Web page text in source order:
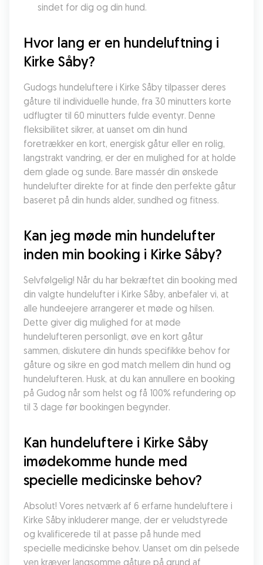
sindet for dig og din hund.
Hvor lang er en hundeluftning i
Kirke Såby?
Gudogs hundeluftere i Kirke Såby tilpasser deres
gåture til individuelle hunde, fra 30 minutters korte
udflugter til 60 minutters fulde eventyr. Denne
fleksibilitet sikrer, at uanset om din hund
foretrækker en kort, energisk gåtur eller en rolig,
langstrakt vandring, er der en mulighed for at holde
dem glade og sunde. Bare massér din ønskede
hundelufter direkte for at finde den perfekte gåtur
baseret på din hunds alder, sundhed og fitness.
Kan jeg møde min hundelufter
inden min booking i Kirke Såby?
Selvfølgelig! Når du har bekræftet din booking med
din valgte hundelufter i Kirke Såby, anbefaler vi, at
alle hundeejere arrangerer et møde og hilsen.
Dette giver dig mulighed for at møde
hundelufteren personligt, øve en kort gåtur
sammen, diskutere din hunds specifikke behov for
gåture og sikre en god match mellem din hund og
hundelufteren. Husk, at du kan annullere en booking
på Gudog når som helst og få 100% refundering op
til 3 dage før bookingen begynder.
Kan hundeluftere i Kirke Såby
imødekomme hunde med
specielle medicinske behov?
Absolut! Vores netværk af 6 erfarne hundeluftere i
Kirke Såby inkluderer mange, der er veludstyrede
og kvalificerede til at passe på hunde med
specielle medicinske behov. Uanset om din pelsede
ven kræver langsomme gåture på grund af